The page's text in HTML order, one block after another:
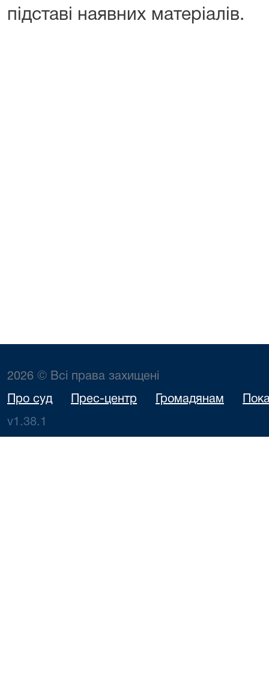
підставі наявних матеріалів.
2026 © Всі права захищені
Про суд Прес-центр Громадянам
v1.38.1